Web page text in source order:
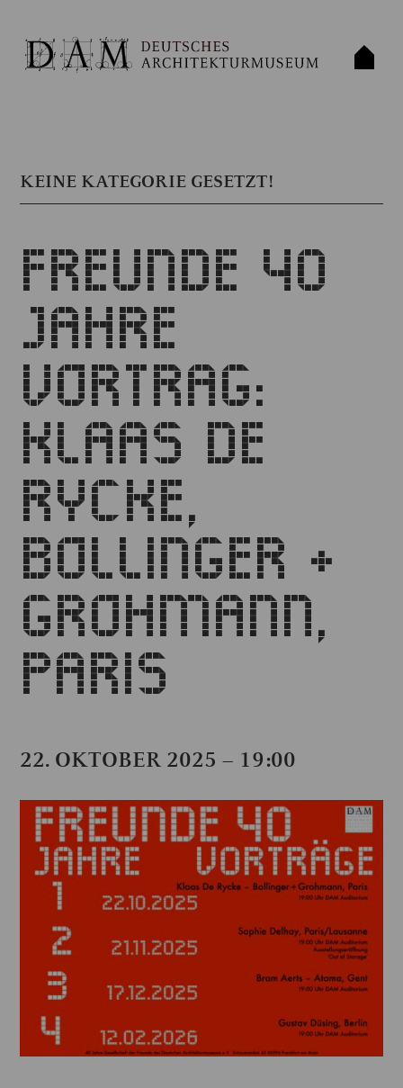
KEINE KATEGORIE GESETZT!
FREUNDE 40
JAHRE
VORTRAG:
KLAAS DE
RYCKE,
BOLLINGER +
GROHMANN,
PARIS
22. OKTOBER 2025 – 19:00